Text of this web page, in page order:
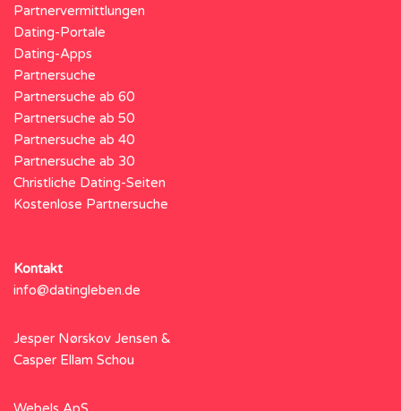
Partnervermittlungen
Dating-Portale
Dating-Apps
Partnersuche
Partnersuche ab 60
Partnersuche ab 50
Partnersuche ab 40
Partnersuche ab 30
Christliche Dating-Seiten
Kostenlose Partnersuche
Kontakt
info@datingleben.de
Jesper Nørskov Jensen &
Casper Ellam Schou